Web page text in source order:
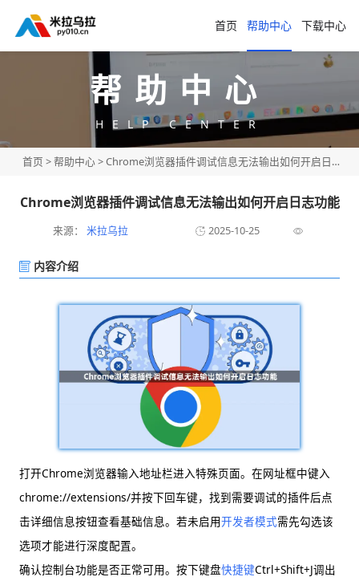
首页 帮助中心 下载中心
帮助中心
HELP CENTER
首页 >帮助中心> Chrome浏览器插件调试信息无法输出如何开启日志功能
Chrome浏览器插件调试信息无法输出如何开启日志功能
来源： 米拉乌拉 2025-10-25
内容介绍
打开Chrome浏览器输入地址栏进入特殊页面。在网址框中键入
chrome://extensions/并按下回车键，找到需要调试的插件后点
击详细信息按钮查看基础信息。若未启用开发者模式需先勾选该
选项才能进行深度配置。
确认控制台功能是否正常可用。按下键盘快捷键Ctrl+Shift+J调出